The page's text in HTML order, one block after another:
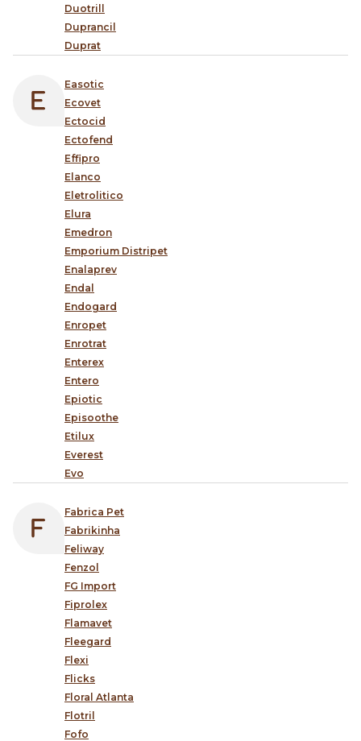
Duotrill
Duprancil
Duprat
Easotic
Ecovet
Ectocid
Ectofend
Effipro
Elanco
Eletrolitico
Elura
Emedron
Emporium Distripet
Enalaprev
Endal
Endogard
Enropet
Enrotrat
Enterex
Entero
Epiotic
Episoothe
Etilux
Everest
Evo
Fabrica Pet
Fabrikinha
Feliway
Fenzol
FG Import
Fiprolex
Flamavet
Fleegard
Flexi
Flicks
Floral Atlanta
Flotril
Fofo